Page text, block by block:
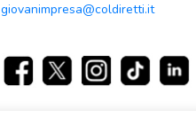
giovanimpresa@coldiretti.it